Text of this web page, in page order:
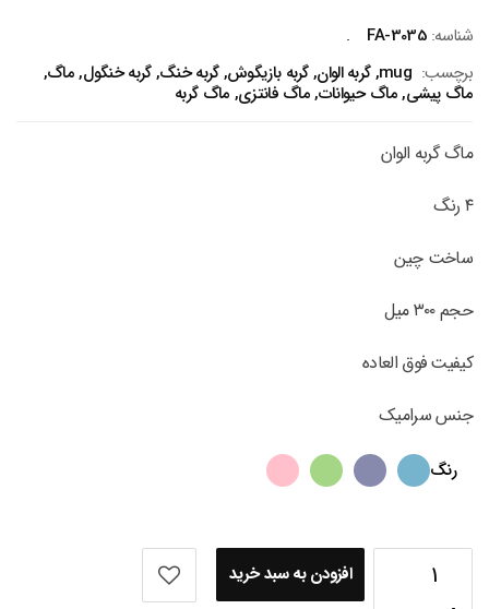
شناسه:FA-3035
برچسب: mug
,گربه الوان,گربه بازیگوش,گربه خنگ,گربه خنگول,ماگ,
ماگ پیشی,ماگ حیوانات,ماگ فانتزی, ماگ گربه
ماگ گربه الوان
۴ رنگ
ساخت چین
حجم ۳۰۰ میل
کیفیت فوق العاده
جنس سرامیک
رنگ
افزودن به سبد خرید